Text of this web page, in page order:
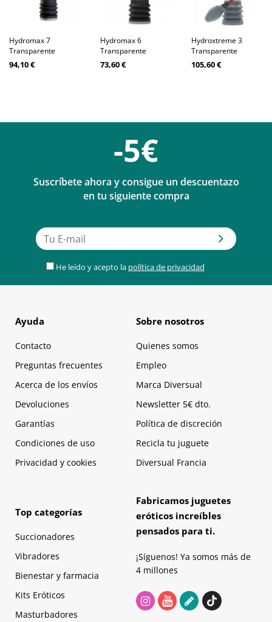
Hydromax 7
Transparente
94,10 €
Hydromax 6
Transparente
73,60 €
Hydroxtreme 3
Transparente
105,60 €
-5€
Suscríbete ahora y consigue un descuentazo
en tu siguiente compra
He leído y acepto la política de privacidad
Ayuda
Contacto
Preguntas frecuentes
Acerca de los envíos
Devoluciones
Garantías
Condiciones de uso
Privacidad y cookies
Sobre nosotros
Quienes somos
Empleo
Marca Diversual
Newsletter 5€ dto.
Política de discreción
Recicla tu juguete
Diversual Francia
Top categorías
Succionadores
Vibradores
Bienestar y farmacia
Kits Eróticos
Masturbadores
Fabricamos juguetes
eróticos increíbles
pensados para ti.
¡Síguenos! Ya somos más de
4 millones